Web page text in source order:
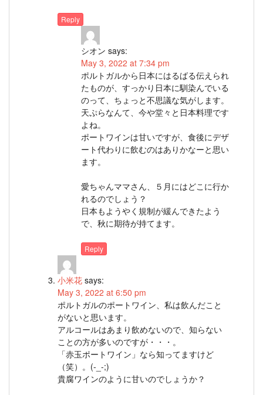
Reply
シオン says:
May 3, 2022 at 7:34 pm
ポルトガルから日本にはるばる伝えられ
たものが、すっかり日本に馴染んでいる
のって、ちょっと不思議な気がします。
天ぷらなんて、今や堂々と日本料理です
よね。
ポートワインは甘いですが、食後にデザ
ート代わりに飲むのはありかなーと思い
ます。
愛ちゃんママさん、５月にはどこに行か
れるのでしょう？
日本もようやく規制が緩んできたよう
で、秋に期待が持てます。
Reply
小米花 says:
May 3, 2022 at 6:50 pm
ポルトガルのポートワイン、私は飲んだこと
がないと思います。
アルコールはあまり飲めないので、知らない
ことの方が多いのですが・・・。
「赤玉ポートワイン」なら知ってますけど
（笑）。(-_-;)
貴腐ワインのように甘いのでしょうか？